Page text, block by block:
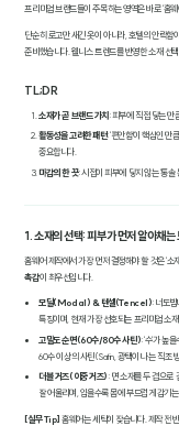
프리미엄 브랜드들이 주목하는 영역은 바로 '홈
단순히 로고만 새긴 옷이 아니라, 호텔의 안락함
준비했습니다. 웰니스 트렌드를 반영한 소재 선
TL;DR
소재가 곧 브랜드 가치 : 피부에 직접 닿는
활동성을 고려한 패턴: '편안함'이 핵심인 만
중요합니다.
마감의 한 끗: 시접이 피부에 닿지 않는 '통솔
1. 소재의 선택: 피부가 먼저 알아채는
홈웨어 제작에서 가장 먼저 결정해야 할 것은 '
촉감이 최우선입니다.
모달(Modal) & 텐셀(Tencel): 너도
특징이며, 현재 가장 선호되는 프리미엄 소
고밀도 순면(60수/80수 사틴): '수'가 높
60수 이상의 사틴(Satin, 광택이 나는 직조
더블 거즈(이중 거즈) : 면 소재를 두 겹으로
잘 어울리며, 입을수록 몸에 부드럽게 감기
[실무 Tip] 홈웨어는 세탁이 잦습니다. 제작 전